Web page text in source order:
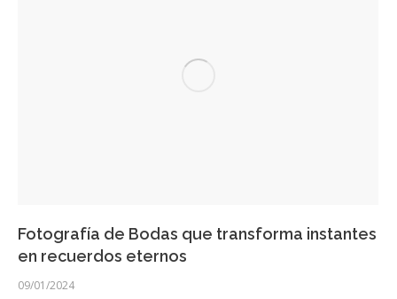
Fotografía de Bodas que transforma instantes
en recuerdos eternos
09/01/2024